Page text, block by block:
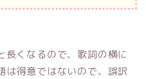
長くなるので、歌詞の横に
得意ではないので、誤訳